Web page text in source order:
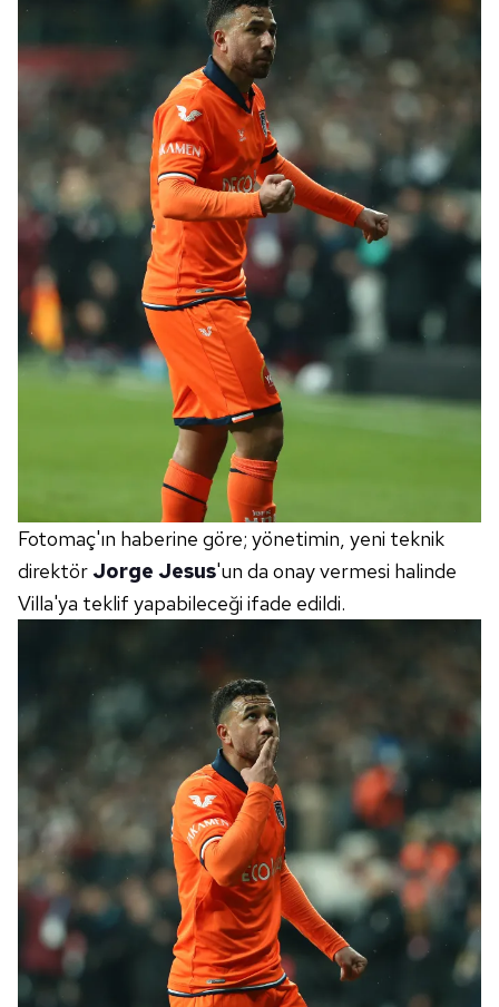
Fotomaç'ın haberine göre; yönetimin, yeni teknik
direktörJorge Jesus'un da onay vermesi halinde
Villa'ya teklif yapabileceği ifade edildi.